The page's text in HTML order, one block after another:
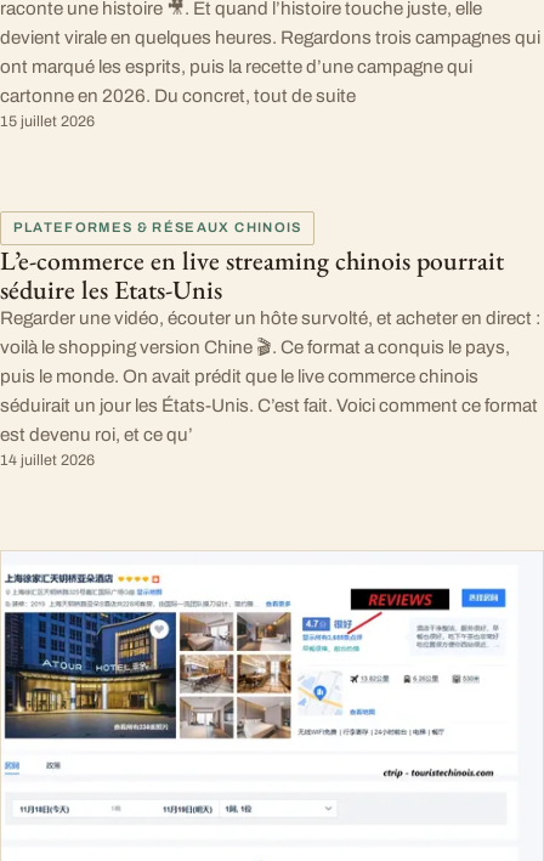
raconte une histoire 🎥. Et quand l’histoire touche juste, elle
devient virale en quelques heures. Regardons trois campagnes qui
ont marqué les esprits, puis la recette d’une campagne qui
cartonne en 2026. Du concret, tout de suite
15 juillet 2026
PLATEFORMES & RÉSEAUX CHINOIS
L’e-commerce en live streaming chinois pourrait
séduire les Etats-Unis
Regarder une vidéo, écouter un hôte survolté, et acheter en direct :
voilà le shopping version Chine 🎬. Ce format a conquis le pays,
puis le monde. On avait prédit que le live commerce chinois
séduirait un jour les États-Unis. C’est fait. Voici comment ce format
est devenu roi, et ce qu’
14 juillet 2026